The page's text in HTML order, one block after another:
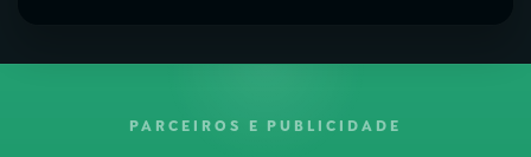
PARCEIROS E PUBLICIDADE